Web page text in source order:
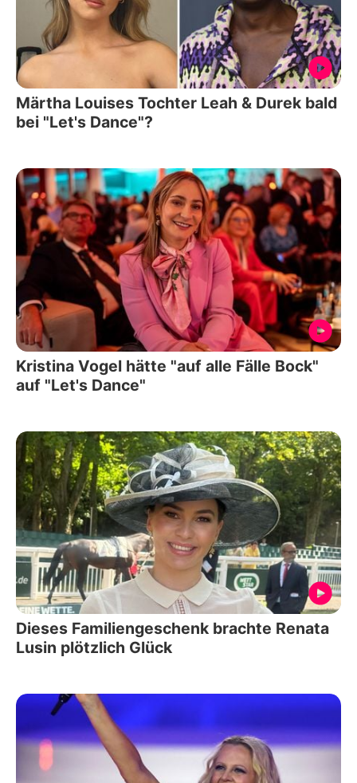
Märtha Louises Tochter Leah & Durek bald
bei "Let's Dance"?
Kristina Vogel hätte "auf alle Fälle Bock"
auf "Let's Dance"
Dieses Familiengeschenk brachte Renata
Lusin plötzlich Glück